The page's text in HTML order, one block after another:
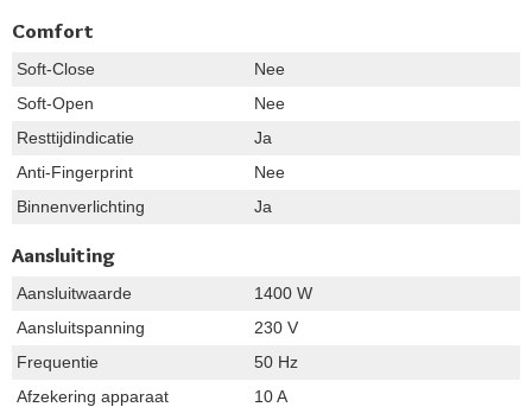
Comfort
Soft-Close
Nee
Soft-Open
Nee
Resttijdindicatie
Ja
Anti-Fingerprint
Nee
Binnenverlichting
Ja
Aansluiting
Aansluitwaarde
1400 W
Aansluitspanning
230 V
Frequentie
50 Hz
Afzekering apparaat
10 A